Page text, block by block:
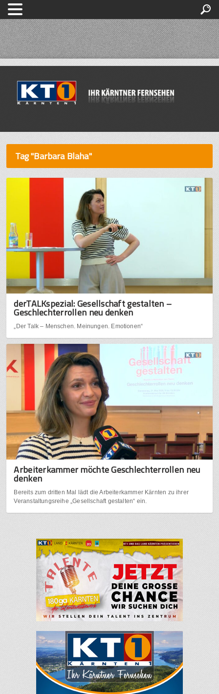
Tag "Barbara Blaha"
derTALKspezial: Gesellschaft gestalten –
Geschlechterrollen neu denken
„Der Talk – Menschen. Meinungen. Emotionen“
Arbeiterkammer möchte Geschlechterrollen neu
denken
Bereits zum dritten Mal lädt die Arbeiterkammer Kärnten zu ihrer
Veranstaltungsreihe „Gesellschaft gestalten“ ein.